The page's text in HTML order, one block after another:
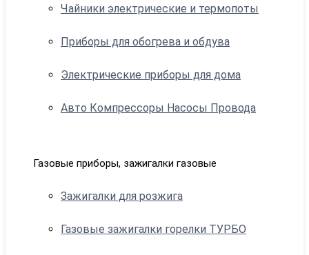
Чайники электрические и термопоты
Приборы для обогрева и обдува
Электрические приборы для дома
Авто Компрессоры Насосы Провода
Газовые приборы, зажигалки газовые
Зажигалки для розжига
Газовые зажигалки горелки ТУРБО